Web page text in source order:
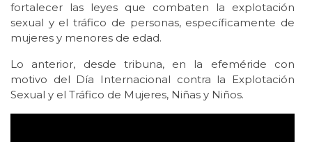
fortalecer las leyes que combaten la explotación
sexual y el tráfico de personas, específicamente de
mujeres y menores de edad.
Lo anterior, desde tribuna, en la efeméride con
motivo del Día Internacional contra la Explotación
Sexual y el Tráfico de Mujeres, Niñas y Niños.